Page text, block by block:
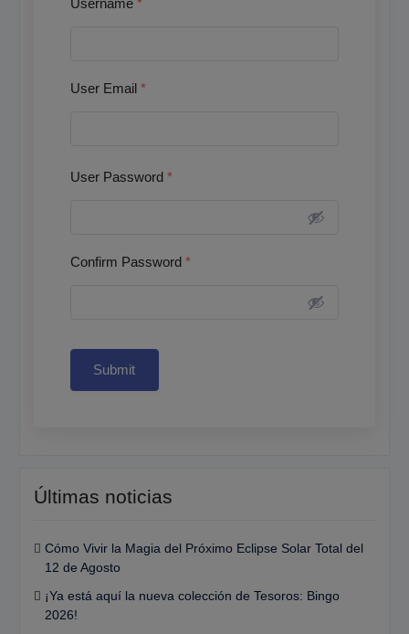
User Email *
User Password *
Confirm Password *
Submit
Últimas noticias
Cómo Vivir la Magia del Próximo Eclipse Solar Total del
12 de Agosto
¡Ya está aquí la nueva colección de Tesoros: Bingo
2026!